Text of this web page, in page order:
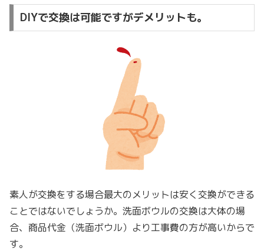
DIYで交換は可能ですがデメリットも。
素人が交換をする場合最大のメリットは安く交換ができる
ことではないでしょうか。洗面ボウルの交換は大体の場
合、商品代金（洗面ボウル）より工事費の方が高いからで
す。